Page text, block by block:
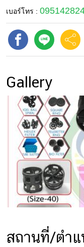
เบอร์โทร :
Gallery
สถานที่/ตำแ